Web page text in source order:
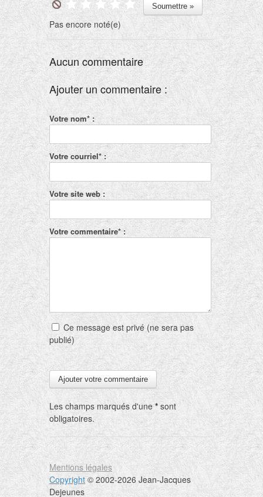
Pas encore noté(e)
Aucun commentaire
Ajouter un commentaire :
Votre nom* :
Votre courriel* :
Votre site web :
Votre commentaire* :
Ce message est privé (ne sera pas
publié)
Les champs marqués d'une * sont
obligatoires.
Mentions légales
Copyright © 2002-2026 Jean-Jacques
Dejeunes